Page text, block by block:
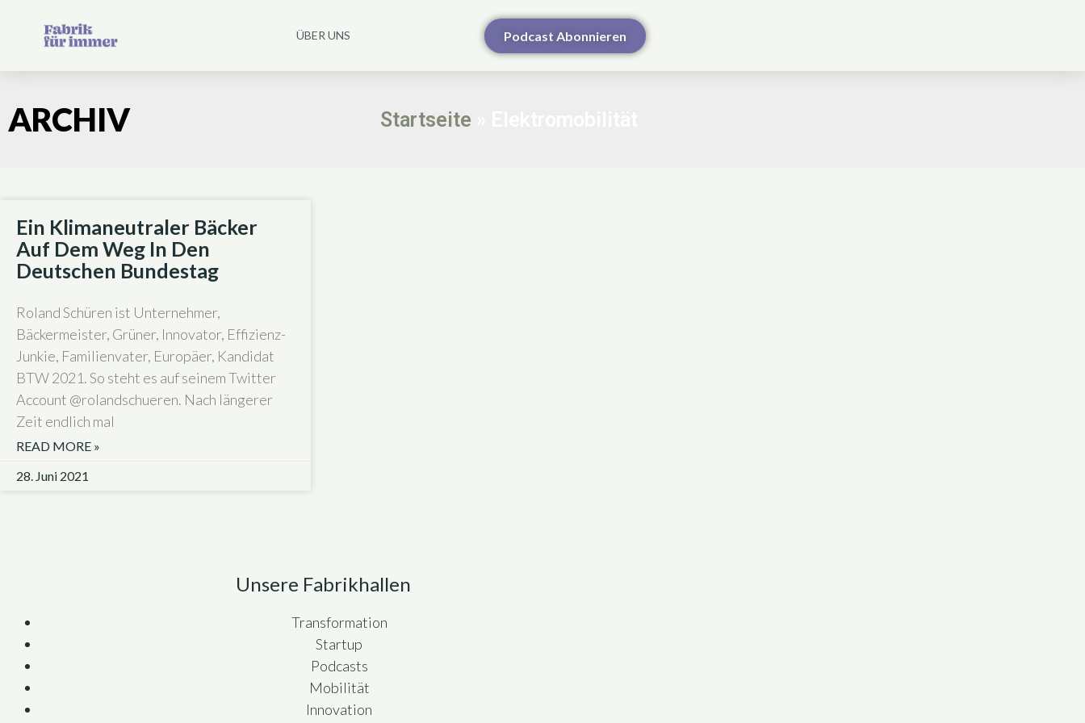
ÜBER UNS Podcast Abonnieren
ARCHIV Startseite
Ein Klimaneutraler Bäcker
Auf Dem Weg In Den
Deutschen Bundestag
Roland Schüren ist Unternehmer,
Bäckermeister, Grüner, Innovator, Effizienz-
Junkie, Familienvater, Europäer, Kandidat
BTW 2021. So steht es auf seinem Twitter
Account @rolandschueren. Nach längerer
Zeit endlich mal
READ MORE »
28. Juni 2021
Unsere Fabrikhallen
Transformation
Startup
Podcasts
Mobilität
Innovation